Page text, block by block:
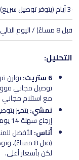
التالي
التحليل:
6 ستريت:
مع استلام
نمشي:
إرجاع سهلة 14 يوم مجاناً.
أُناس:الأفضل
لكن بأسعار أعلى.